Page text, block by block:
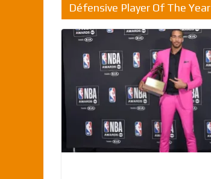
Défensive Player Of The Year